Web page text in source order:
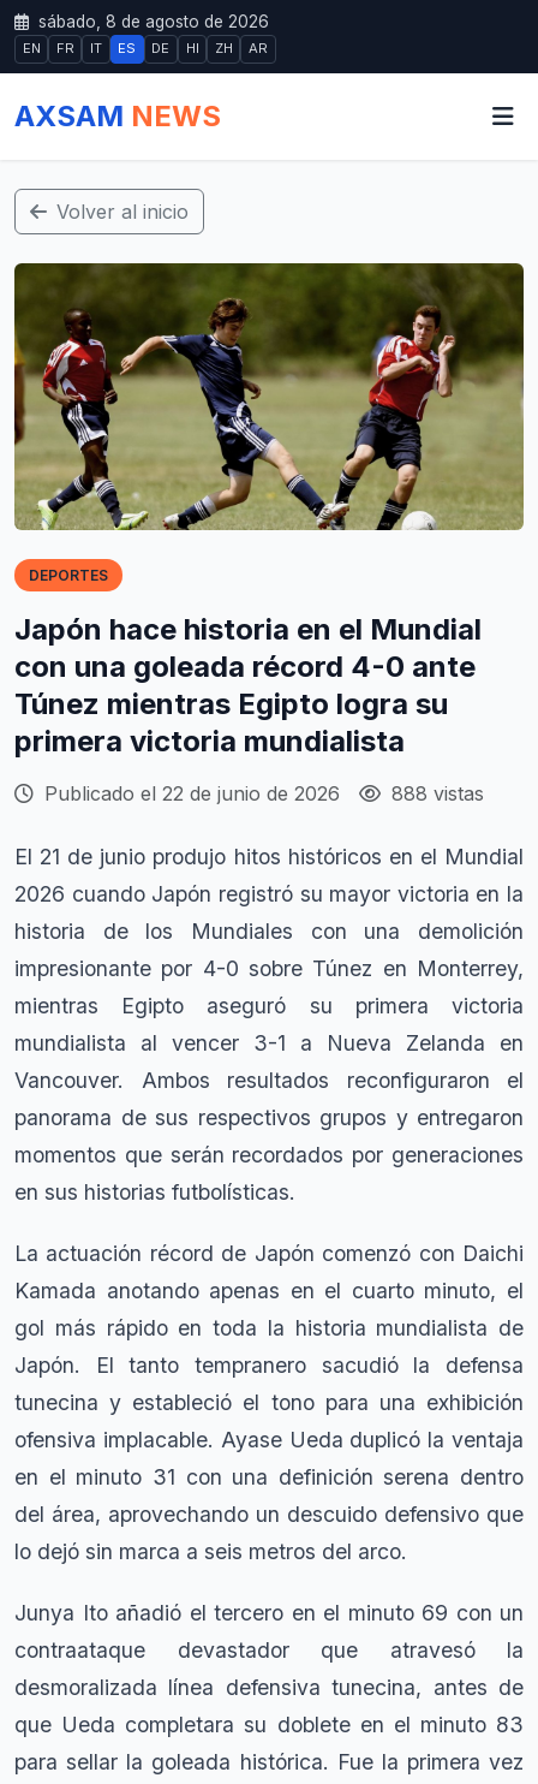
sábado, 8 de agosto de 2026
EN FR IT ES DE HI ZH AR
AXSAM NEWS
Volver al inicio
DEPORTES
Japón hace historia en el Mundial
con una goleada récord 4-0 ante
Túnez mientras Egipto logra su
primera victoria mundialista
Publicado el 22 de junio de 2026 888 vistas
El 21 de junio produjo hitos históricos en el Mundial
2026 cuando Japón registró su mayor victoria en la
historia de los Mundiales con una demolición
impresionante por 4-0 sobre Túnez en Monterrey,
mientras Egipto aseguró su primera victoria
mundialista al vencer 3-1 a Nueva Zelanda en
Vancouver. Ambos resultados reconfiguraron el
panorama de sus respectivos grupos y entregaron
momentos que serán recordados por generaciones
en sus historias futbolísticas.
La actuación récord de Japón comenzó con Daichi
Kamada anotando apenas en el cuarto minuto, el
gol más rápido en toda la historia mundialista de
Japón. El tanto tempranero sacudió la defensa
tunecina y estableció el tono para una exhibición
ofensiva implacable. Ayase Ueda duplicó la ventaja
en el minuto 31 con una definición serena dentro
del área, aprovechando un descuido defensivo que
lo dejó sin marca a seis metros del arco.
Junya Ito añadió el tercero en el minuto 69 con un
contraataque devastador que atravesó la
desmoralizada línea defensiva tunecina, antes de
que Ueda completara su doblete en el minuto 83
para sellar la goleada histórica. Fue la primera vez